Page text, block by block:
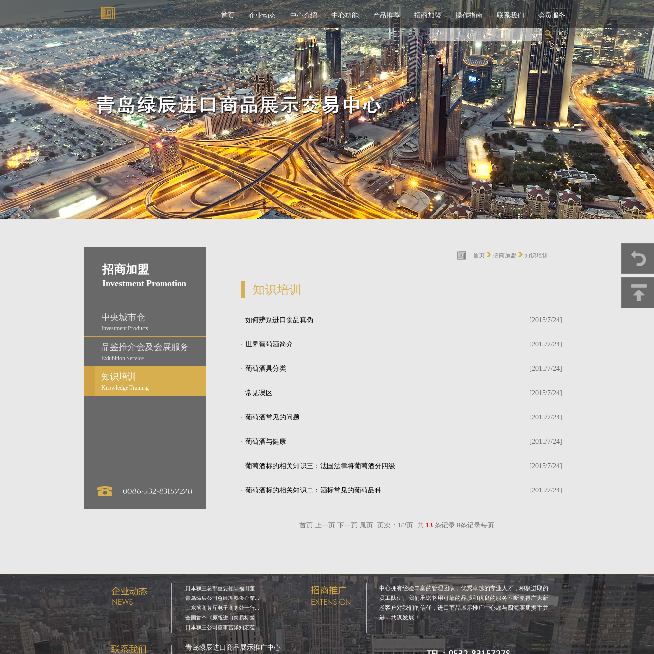
首页 企业动态 中心介绍 中心功能 产品推荐 招商加盟 操作指南 联系我们 会员服务
招商加盟
Investment Promotion
中央城市仓
Investment Products
品鉴推介会及会展服务
Exhibition Service
知识培训
Knowledge Training
首页 招商加盟 知识培训
知识培训
· 如何辨别进口食品真伪 [2015/7/24]
· 世界葡萄酒简介 [2015/7/24]
· 葡萄酒具分类 [2015/7/24]
· 常见误区 [2015/7/24]
· 葡萄酒常见的问题 [2015/7/24]
· 葡萄酒与健康 [2015/7/24]
· 葡萄酒标的相关知识三：法国法律将葡萄酒分四级 [2015/7/24]
· 葡萄酒标的相关知识二：酒标常见的葡萄品种 [2015/7/24]
首页 上一页 下一页 尾页 页次：1/2页 共 13条记录 8条记录每页
日本狮王总部重要领导福田董...
青岛绿辰公司总经理穆俊企荣...
山东省商务厅电子商务处一行...
全国首个《原瓶进口简易标签...
日本狮王公司董事宫泽知宏莅...
中心拥有经验丰富的管理团队，优秀卓越的专业人才，积极进取的
员工队伍。我们承诺将用可靠的品质和优良的服务不断赢得广大新
老客户对我们的信任，进口商品展示推广中心愿与四海宾朋携手并
进，共谋发展！
青岛绿辰进口商品展示推广中心